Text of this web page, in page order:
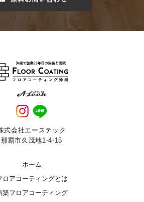
式会社エーステック
那覇市久茂地1-4-15
ホーム
ロアコーティングとは
築フロアコーティング